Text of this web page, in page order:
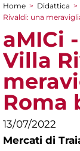
Tu sei qui
Home > Didattica >
Rivaldi: una
aMICi
Villa
Roma
13/07/2022
Mercati di